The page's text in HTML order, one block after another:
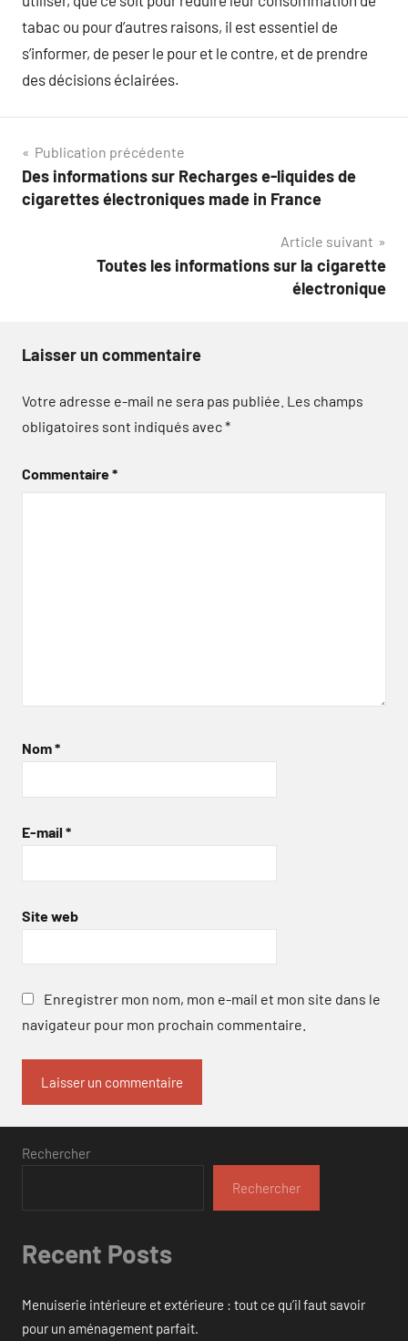
tabac ou pour d’autres raisons, il est essentiel de
s’informer, de peser le pour et le contre, et de prendre
des décisions éclairées.
Navigation
de
Publication précédente
Des informations sur Recharges e-liquides de
cigarettes électroniques made in France
Article suivant
Toutes les informations sur la cigarette
électronique
Laisser un commentaire
Votre adresse e-mail ne sera pas publiée. Les champs
obligatoires sont indiqués avec*
Commentaire*
Nom*
E-mail *
Site web
Enregistrer mon nom, mon e-mail et mon site dans le
navigateur pour mon prochain commentaire.
Rechercher
Rechercher
Recent Posts
Menuiserie intérieure et extérieure : tout ce qu’il faut savoir
pour un aménagement parfait.